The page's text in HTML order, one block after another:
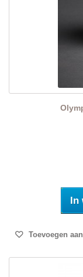
In
Toevoegen